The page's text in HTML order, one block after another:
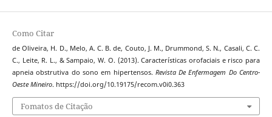
Como Citar
de Oliveira, H. D., Melo, A. C. B. de, Couto, J. M., Drummond, S. N., Casali, C. C.
C., Leite, R. L., & Sampaio, W. O. (2013). Características orofaciais e risco para
apneia obstrutiva do sono em hipertensos. Revista De Enfermagem Do Centro-
Oeste Mineiro. https://doi.org/10.19175/recom.v0i0.363
Fomatos de Citação